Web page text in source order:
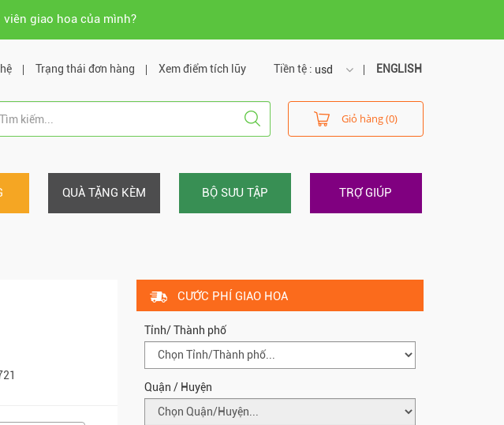
giao hoa của mình?
Tiền tệ : usd
usd
vnd
ENGLISH
Trạng thái đơn hàng Xem điểm tích lũy
Giỏ hàng (0)
QUÀ TẶNG KÈM BỘ SƯU TẬP TRỢ GIÚP
CƯỚC PHÍ GIAO HOA
Tỉnh/ Thành phố
Quận / Huyện